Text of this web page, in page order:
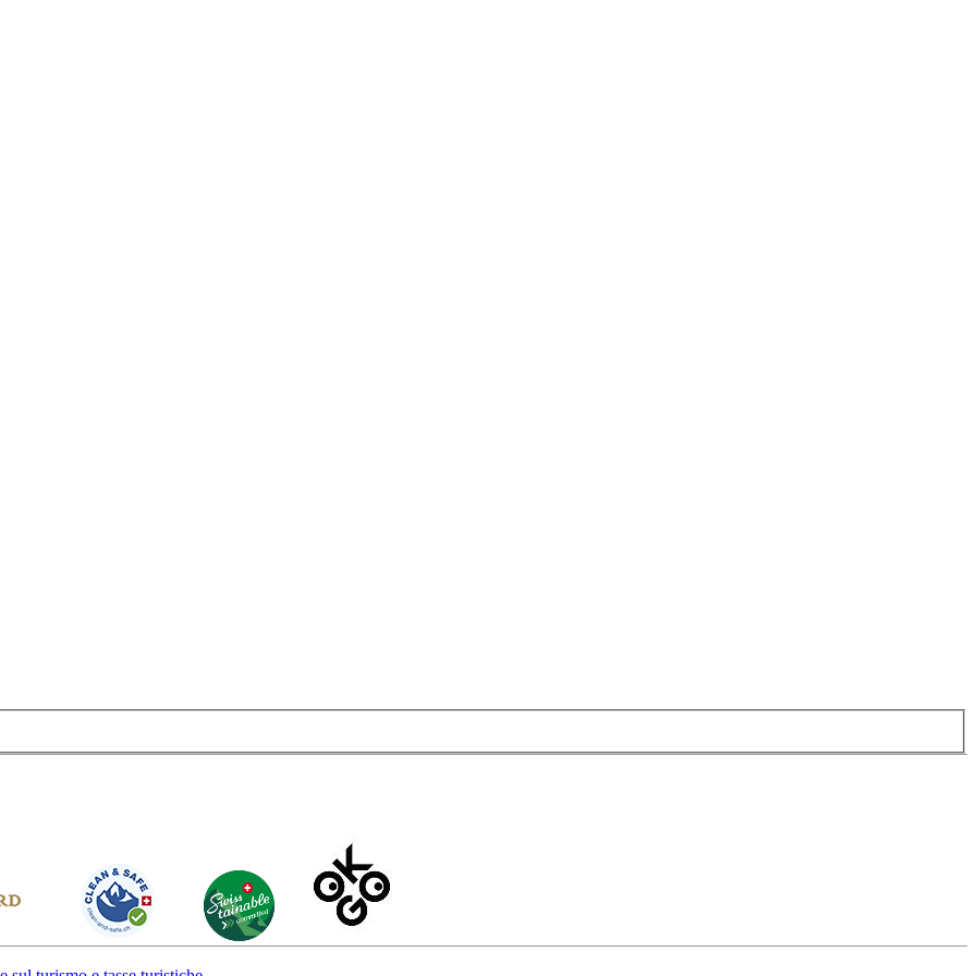
in totale tranquillità della natura incontaminata dell’Alta Leventina. Una volta arrivati ad Alpe Nuova, il sentiero comincerà a salire
sosta rigenerativa.
percorrendo il sentiero Nante-Giof, con cui il percorso si ricongiunge all’altezza di Alpe Nuova.